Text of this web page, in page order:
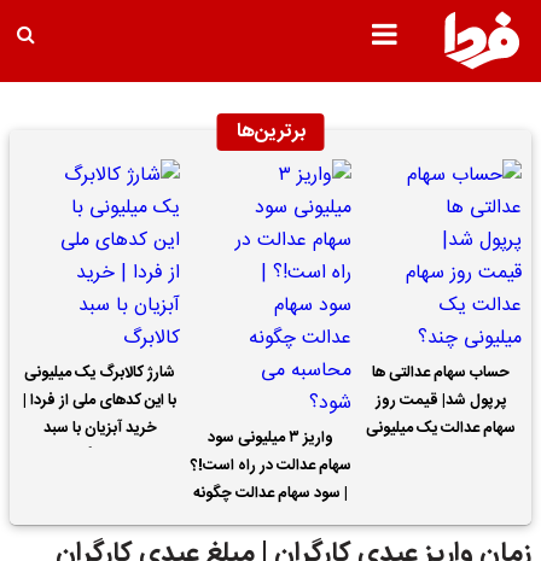
برترین‌ها
حساب سهام عدالتی ها
پرپول شد| قیمت روز
سهام عدالت یک میلیونی
واریز ۳ میلیونی سود
سهام عدالت در راه است!؟
| سود سهام عدالت چگونه
محاسبه می شود؟
شارژ کالابرگ یک میلیونی
با این کدهای ملی از فردا |
خرید آبزیان با سبد